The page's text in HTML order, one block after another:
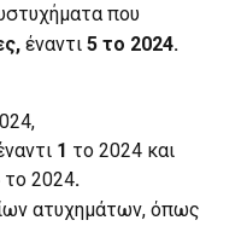
που
έναντι 5 το 2024.
1 το 2024 και
το 2024.
ατυχημάτων, όπως